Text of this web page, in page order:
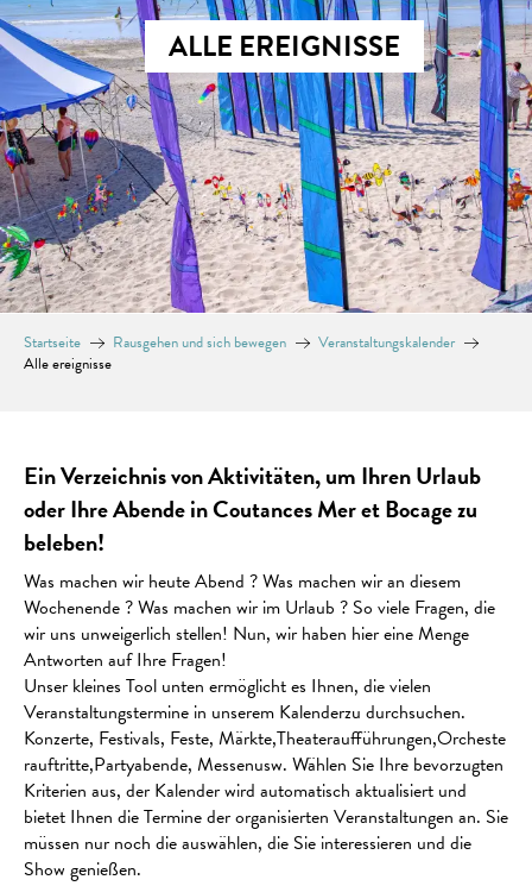
ALLE EREIGNISSE
Startseite Rausgehen und sich bewegen
Veranstaltungskalender
Alle ereignisse
Ein Verzeichnis von Aktivitäten, um Ihren Urlaub
oder Ihre Abende in Coutances Mer et Bocage zu
beleben!
Was machen wir heute Abend ? Was machen wir an diesem
Wochenende ? Was machen wir im Urlaub ? So viele Fragen, die
wir uns unweigerlich stellen! Nun, wir haben hier eine Menge
Antworten auf Ihre Fragen!
Unser kleines Tool unten ermöglicht es Ihnen, die vielen
Veranstaltungstermine in unserem Kalenderzu durchsuchen.
Konzerte, Festivals, Feste, Märkte,Theateraufführungen,Orcheste
rauftritte,Partyabende, Messenusw. Wählen Sie Ihre bevorzugten
Kriterien aus, der Kalender wird automatisch aktualisiert und
bietet Ihnen die Termine der organisierten Veranstaltungen an. Sie
müssen nur noch die auswählen, die Sie interessieren und die
Show genießen.